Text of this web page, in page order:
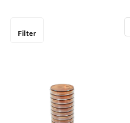
Filter